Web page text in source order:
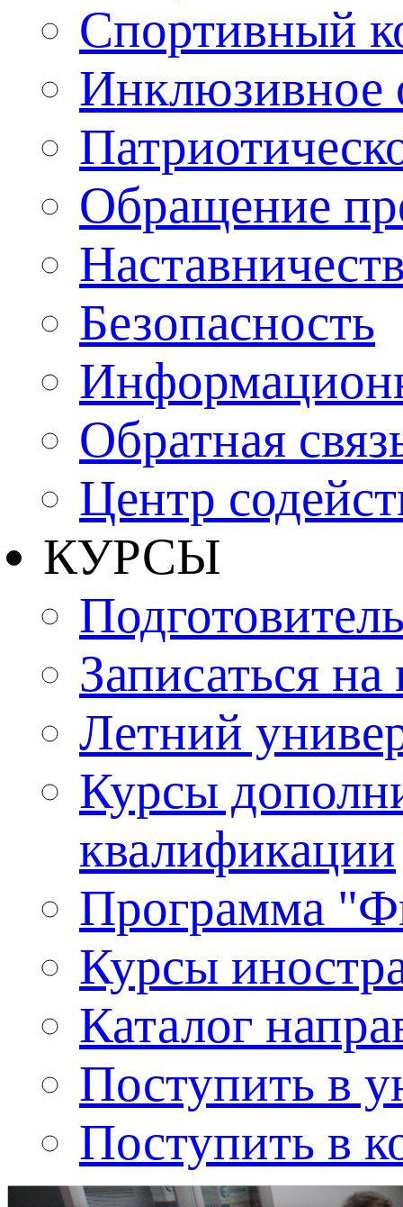
Спортивный
Инклюзивное
Обращение
Безопасность
Обратная
Центр
КУРСЫ
Записаться
Летний
Курсы
квалификации
Программа
Курсы
Каталог
Поступить в
Поступить в